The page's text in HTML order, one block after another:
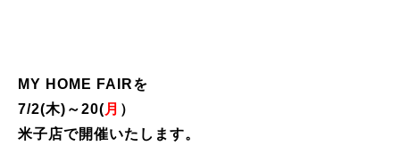
MY HOME FAIRを
7/2(木)～20( 月 ）
米子店で開催いたします。